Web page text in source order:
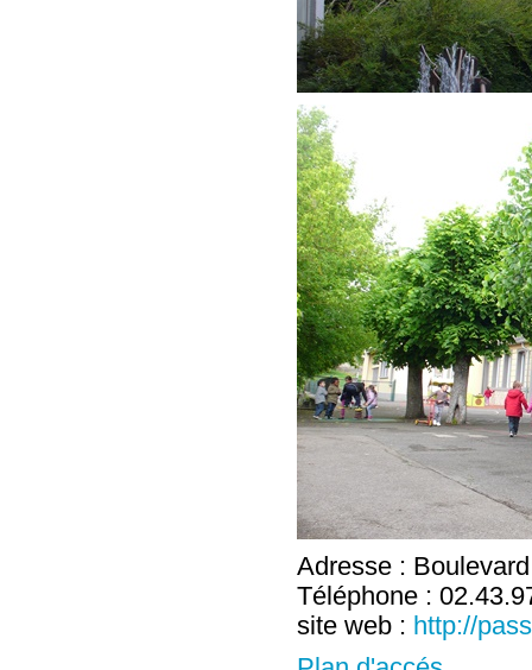
Adresse :
Téléphone :
site web : http://